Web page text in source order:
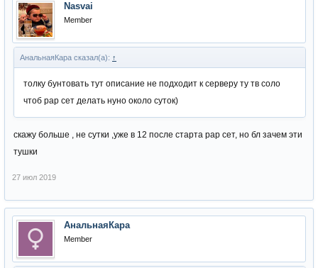
Nasvai
Member
АнальнаяКара сказал(а): ↑
толку бунтовать тут описание не подходит к серверу ту тв соло
чтоб рар сет делать нуно около суток)
скажу больше , не сутки ,уже в 12 после старта рар сет, но бл зачем эти
тушки
27 июл 2019
АнальнаяКара
Member